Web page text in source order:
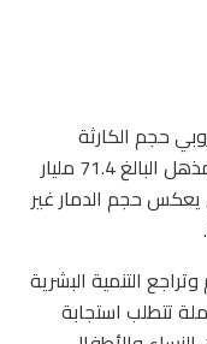
حجم الكارثة
الحقيقية التي ألمت بقطاع غزة. المبلغ المذهل البالغ 71.4 مليار
يعكس حجم الدمار غير
وتراجع التنمية البشرية
شاملة تتطلب استجابة